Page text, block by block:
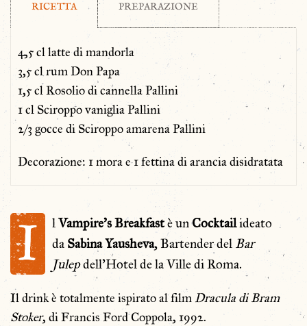
RICETTA PREPARAZIONE
4,5 cl latte di mandorla
3,5 cl rum Don Papa
1,5 cl Rosolio di cannella Pallini
1 cl Sciroppo vaniglia Pallini
2/3 gocce di Sciroppo amarena Pallini
Decorazione: 1 mora e 1 fettina di arancia disidratata
I lVampire’s Breakfastè unCocktailideato
da Sabina Yausheva, Bartender del Bar
Julepdell’Hotel de la Ville di Roma.
Il drink è totalmente ispirato al film Dracula di Bram
Stoker, di Francis Ford Coppola, 1992.